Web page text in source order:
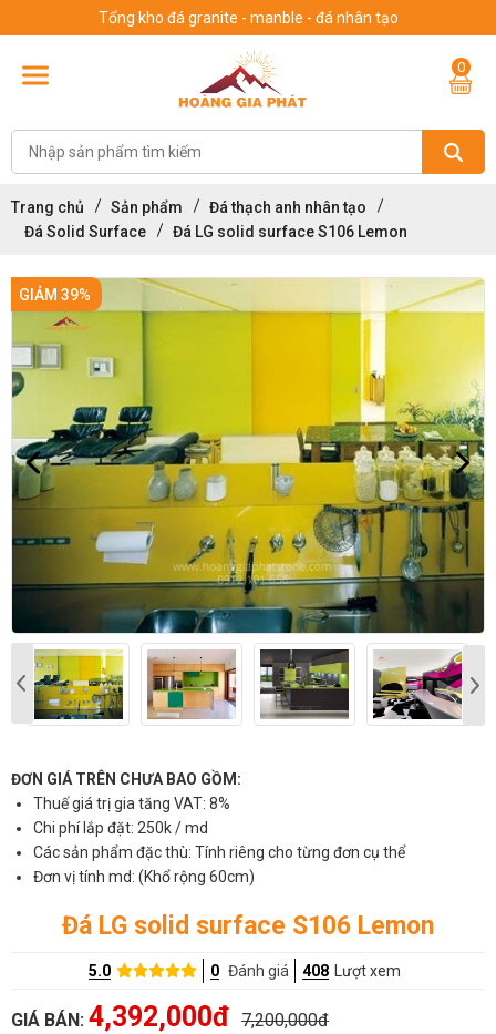
Tổng kho đá granite - manble - đá nhân tạo
0
Trang chủ Sản phẩm
Đá thạch anh nhân tạo
Đá Solid Surface
Đá LG solid surface S106 Lemon
GIẢM 39%
ĐƠN GIÁ TRÊN CHƯA BAO GỒM:
Thuế giá trị gia tăng VAT: 8%
Chi phí lắp đặt: 250k / md
Các sản phẩm đặc thù: Tính riêng cho từng đơn cụ thể
Đơn vị tính md: (Khổ rộng 60cm)
Đá LG solid surface S106 Lemon
5.0 0 Đánh giá 408 Lượt xem
GIÁ BÁN: 4,392,000đ 7,200,000đ